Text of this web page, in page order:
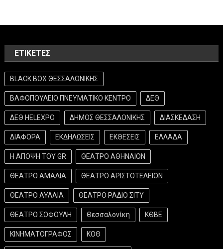
ΕΤΙΚΈΤΕΣ
BLACK BOX ΘΕΣΣΑΛΟΝΙΚΗΣ
ΒΑΦΟΠΟΥΛΕΙΟ ΠΝΕΥΜΑΤΙΚΟ ΚΕΝΤΡΟ ΔΕΘ
ΔΕΘ HELEXPO ΔΗΜΟΣ ΘΕΣΣΑΛΟΝΙΚΗΣ ΔΙΑΣΚΕΔΑΣΗ
ΔΙΑΦΟΡΑ ΕΚΔΗΛΩΣΕΙΣ ΕΚΘΕΣΕΙΣ ΕΛΛΑΔΑ
Η ΑΠΟΨΗ ΤΟΥ GR ΘΕΑΤΡΟ ΑΘΗΝΑΙΟΝ
ΘΕΑΤΡΟ ΑΜΑΛΙΑ ΘΕΑΤΡΟ ΑΡΙΣΤΟΤΕΛΕΙΟΝ
ΘΕΑΤΡΟ ΑΥΛΑΙΑ ΘΕΑΤΡΟ ΡΑΔΙΟ ΣΙΤΥ
ΘΕΑΤΡΟ ΣΟΦΟΥΛΗ Θεσσαλονίκη ΚΘΒΕ
ΚΙΝΗΜΑΤΟΓΡΑΦΟΣ ΚΟΘ